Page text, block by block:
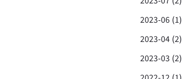
2023-06 (1)
2023-04 (2)
2023-03 (2)